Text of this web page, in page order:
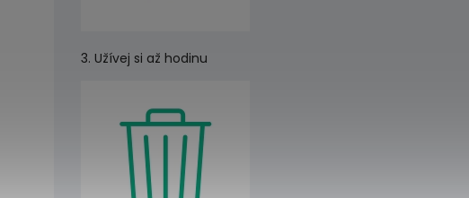
3. Užívej si až hodinu